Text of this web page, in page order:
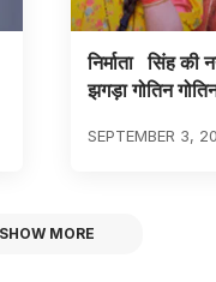
निर्माता सिंह की
झगड़ा गोतिन
SEPTEMBER 3,
SHOW MORE